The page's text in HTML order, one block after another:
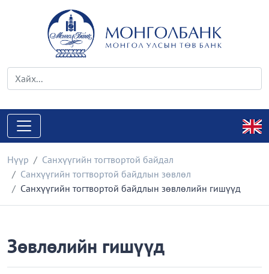
Нүүр
Санхүүгийн тогтвортой байдал
Санхүүгийн тогтвортой байдлын зөвлөл
Санхүүгийн тогтвортой байдлын зөвлөлийн гишүүд
Зөвлөлийн гишүүд